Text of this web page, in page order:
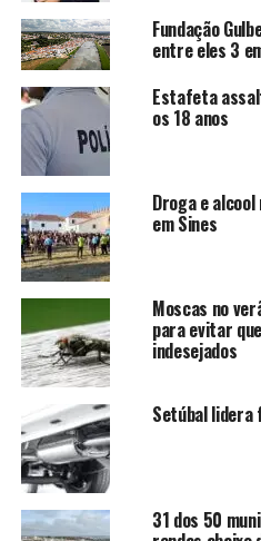
Fundação
entre eles 3
Estafeta
os 18 anos
Droga e
em Sines
Moscas no
para evitar
indesejados
Setúbal
31 dos 50